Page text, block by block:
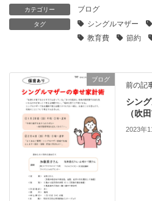
カテゴリー ブログ
タグ シングルマザー
教育費
節約
ブログ
前の記
シン
（吹
2023年